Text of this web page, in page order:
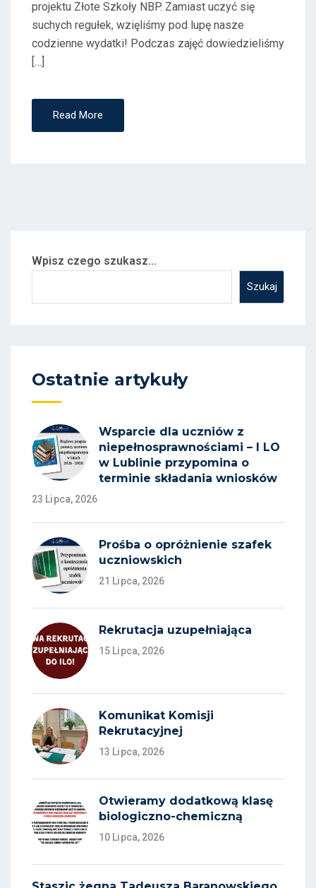
projektu Złote Szkoły NBP. Zamiast uczyć się
suchych regułek, wzięliśmy pod lupę nasze
codzienne wydatki! Podczas zajęć dowiedzieliśmy
[…]
Read More
Wpisz czego szukasz...
Szukaj
Ostatnie artykuły
Wsparcie dla uczniów z
niepełnosprawnościami – I LO
w Lublinie przypomina o
terminie składania wniosków
23 Lipca, 2026
Prośba o opróżnienie szafek
uczniowskich
21 Lipca, 2026
Rekrutacja uzupełniająca
15 Lipca, 2026
Komunikat Komisji
Rekrutacyjnej
13 Lipca, 2026
Otwieramy dodatkową klasę
biologiczno-chemiczną
10 Lipca, 2026